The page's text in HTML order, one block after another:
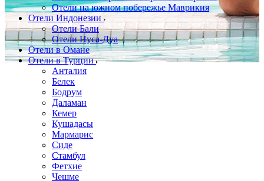
Отели на южном побережье Маврикия
Отели Индонезии
Отели Бали
Отели Нуса-Дуа
Отели в Омане
Отели в Турции
Анталия
Белек
Бодрум
Даламан
Кемер
Кушадасы
Мармарис
Сиде
Стамбул
Фетхие
Чешме